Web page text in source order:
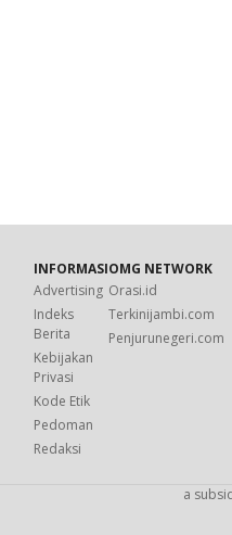
INFORMASI
Advertising
Indeks
Berita
Kebijakan
Privasi
Kode Etik
Pedoman
Redaksi
OMG NETWORK
Orasi.id
Terkinijambi.com
Penjurunegeri.com
a